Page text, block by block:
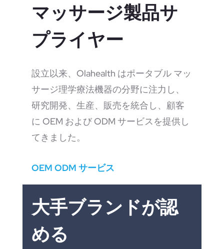
マッサージ製品サ
プライヤー
設立以来、Olahealth はポータブル マッ
サージ理学療法機器の分野に注力し、
研究開発、生産、販売を統合し、顧客
に OEM および ODM サービスを提供し
てきました。
OEM ODM サービス
大手ブランドが認
める